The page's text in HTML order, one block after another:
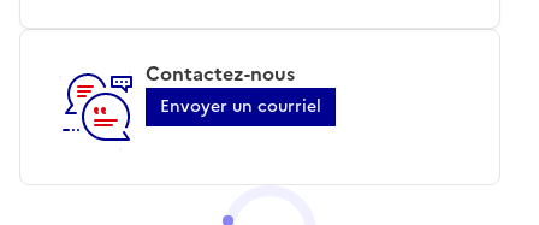
Contactez-nous
Envoyer un courriel